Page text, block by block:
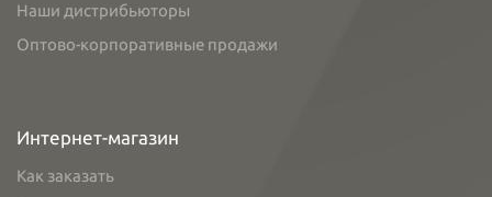
Наши дистрибьюторы
Оптово-корпоративные продажи
Интернет-магазин
Как заказать